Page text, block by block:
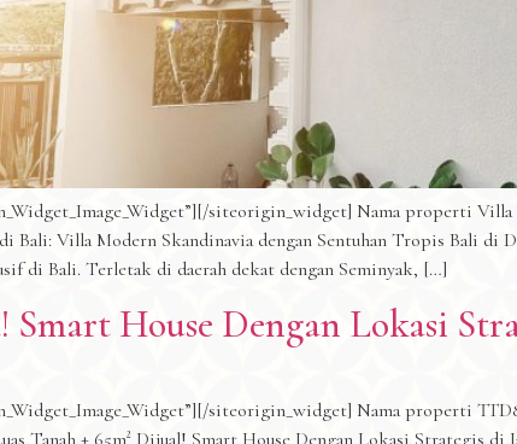
siteorigin_widget] Nama properti Villa
Bali: Villa Modern Skandinavia dengan Sentuhan Tropis Bali
di Bali. Terletak di daerah dekat dengan Seminyak, […]
House Dengan Lokasi
siteorigin_widget] Nama properti
Tanah ± 65m² Dijual! Smart House Dengan Lokasi Strategis